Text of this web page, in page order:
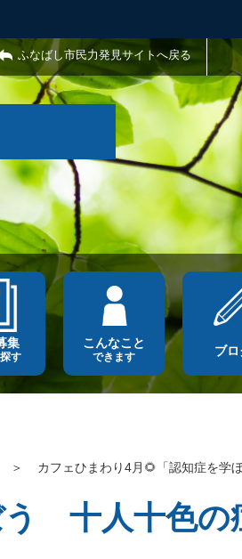
ふなばし市民力発見サイトへ戻る
集
す
こんなこと
できます ブ
＞ カフェひまわり4月🌻「認知症を
う 十人十色